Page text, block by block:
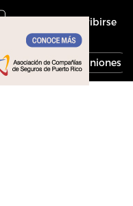
Inscribirse
Economía Opiniones